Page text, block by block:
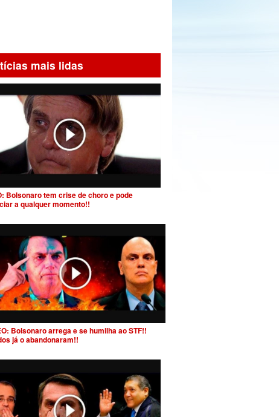
mais lidas
Bolsonaro tem crise de choro e pode
a qualquer momento!!
Bolsonaro arrega e se humilha ao STF!!
já o abandonaram!!